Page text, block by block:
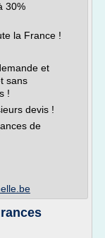
30%
la France !
et
sans
!
devis !
de